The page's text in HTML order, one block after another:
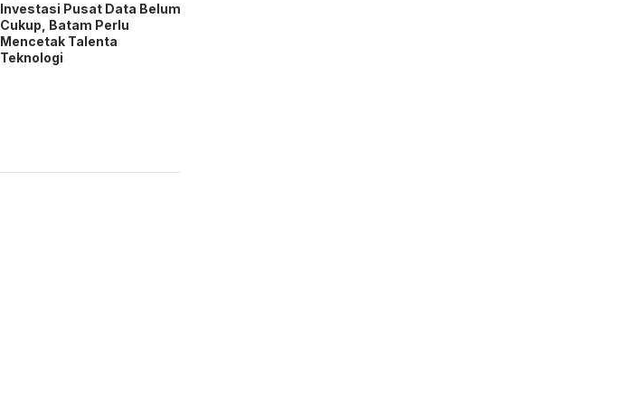
Investasi Pusat Data Belum
Cukup, Batam Perlu
Mencetak Talenta
Teknologi